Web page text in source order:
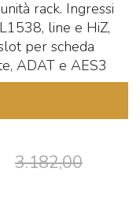
rack. Ingressi
line e HiZ,
per scheda
ADAT e AES3
3.182,00